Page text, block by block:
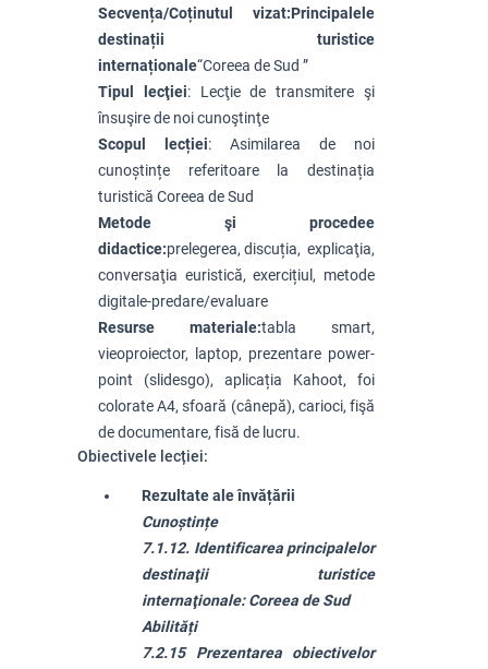
Secvența/Coținutul vizat:Principalele
destinații turistice
internaționale“Coreea de Sud ”
Tipul lecţiei: Lecţie de transmitere şi
însuşire de noi cunoştinţe
Scopul lecției: Asimilarea de noi
cunoștințe referitoare la destinația
turistică Coreea de Sud
Metode şi procedee
didactice:prelegerea, discuția, explicaţia,
conversaţia euristică, exercițiul, metode
digitale-predare/evaluare
Resurse materiale:tabla smart,
vieoproiector, laptop, prezentare power-
point (slidesgo), aplicația Kahoot, foi
colorate A4, sfoară (cânepă), carioci, fişă
de documentare, fisă de lucru.
Obiectivele lecției:
Rezultate ale învățării
Cunoștințe
7.1.12. Identificarea principalelor
destinaţii turistice
internaţionale: Coreea de Sud
Abilități
7.2.15 Prezentarea obiectivelor